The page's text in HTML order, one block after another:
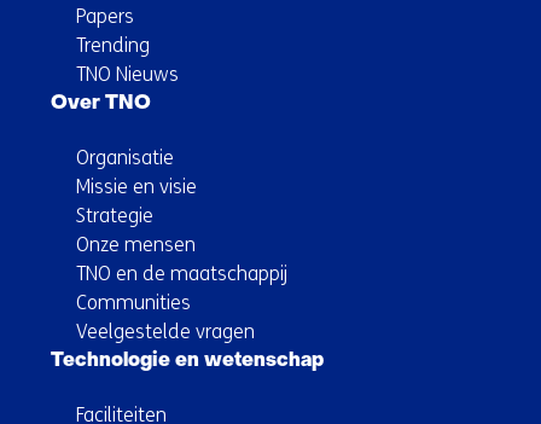
Papers
Trending
TNO Nieuws
Over TNO
Organisatie
Missie en visie
Strategie
Onze mensen
TNO en de maatschappij
Communities
Veelgestelde vragen
Technologie en wetenschap
Faciliteiten